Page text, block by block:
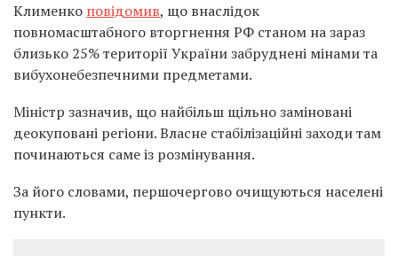
Клименко повідомив, що внаслідок
повномасштабного вторгнення РФ станом на зараз
близько 25% території України забруднені мінами та
вибухонебезпечними предметами.
Міністр зазначив, що найбільш щільно заміновані
деокуповані регіони. Власне стабілізаційні заходи там
починаються саме із розмінування.
За його словами, першочергово очищуються населені
пункти.